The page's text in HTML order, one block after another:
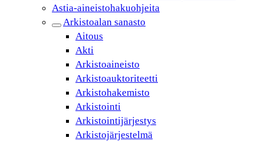
Astia-aineistohakuohjeita
Arkistoalan sanasto
Aitous
Akti
Arkistoaineisto
Arkistoauktoriteetti
Arkistohakemisto
Arkistointi
Arkistointijärjestys
Arkistojärjestelmä